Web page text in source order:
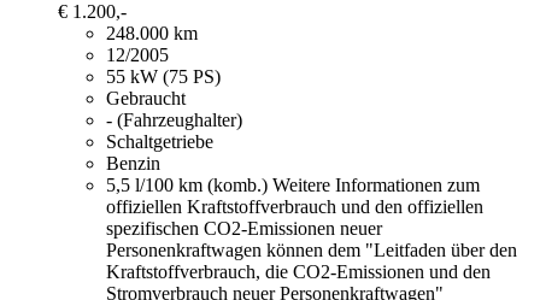
€ 1.200,-
248.000 km
12/2005
55 kW (75 PS)
Gebraucht
- (Fahrzeughalter)
Schaltgetriebe
Benzin
5,5 l/100 km (komb.) Weitere Informationen zum
offiziellen Kraftstoffverbrauch und den offiziellen
spezifischen CO2-Emissionen neuer
Personenkraftwagen können dem "Leitfaden über den
Kraftstoffverbrauch, die CO2-Emissionen und den
Stromverbrauch neuer Personenkraftwagen"